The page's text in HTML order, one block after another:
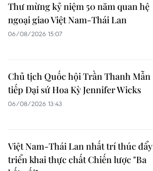
Thư mừng kỷ niệm 50 năm quan hệ
ngoại giao Việt Nam-Thái Lan
06/08/2026 15:07
Chủ tịch Quốc hội Trần Thanh Mẫn
tiếp Đại sứ Hoa Kỳ Jennifer Wicks
06/08/2026 13:43
Việt Nam-Thái Lan nhất trí thúc đẩy
triển khai thực chất Chiến lược "Ba